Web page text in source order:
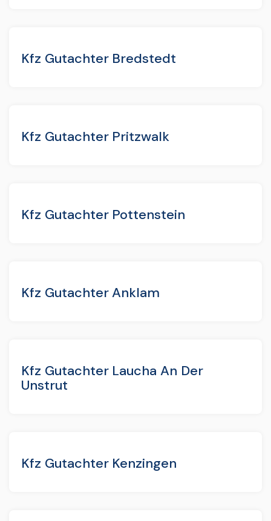
Kfz Gutachter Bredstedt
Kfz Gutachter Pritzwalk
Kfz Gutachter Pottenstein
Kfz Gutachter Anklam
Kfz Gutachter Laucha An Der
Unstrut
Kfz Gutachter Kenzingen